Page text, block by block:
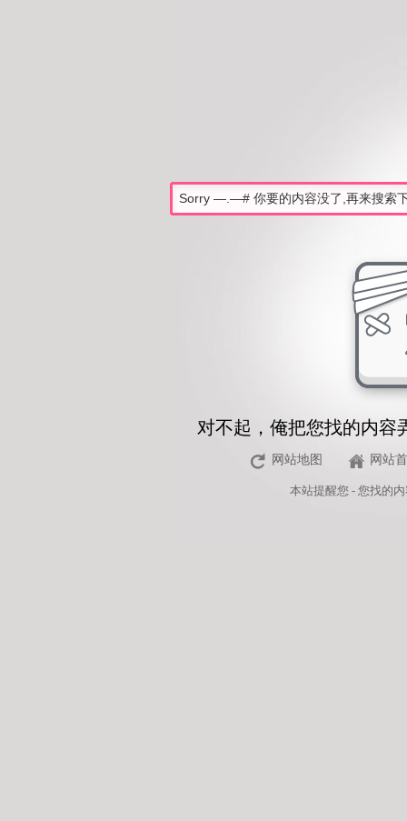
对不起，俺把您找的内容
网站地图 网站
本站提醒您 - 您找的